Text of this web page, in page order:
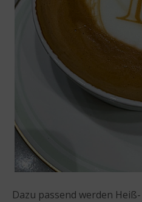
Dazu passend werden